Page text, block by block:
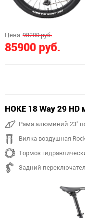
Цена 98200 руб.
85900 руб.
HOKE 18 Way 29
Рама алюминий 23"
Тормоз
Задний